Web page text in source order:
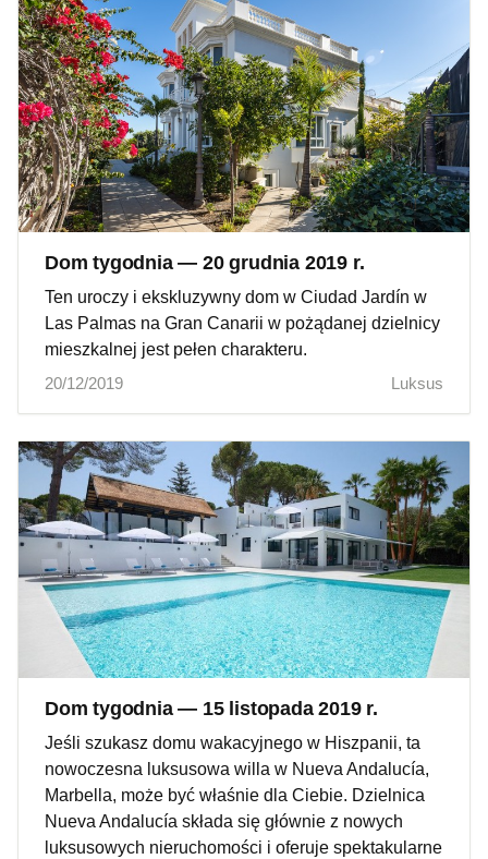
Dom tygodnia — 20 grudnia 2019 r.
Ten uroczy i ekskluzywny dom w Ciudad Jardín w
Las Palmas na Gran Canarii w pożądanej dzielnicy
mieszkalnej jest pełen charakteru.
20/12/2019
Luksus
Dom tygodnia — 15 listopada 2019 r.
Jeśli szukasz domu wakacyjnego w Hiszpanii, ta
nowoczesna luksusowa willa w Nueva Andalucía,
Marbella, może być właśnie dla Ciebie. Dzielnica
Nueva Andalucía składa się głównie z nowych
luksusowych nieruchomości i oferuje spektakularne